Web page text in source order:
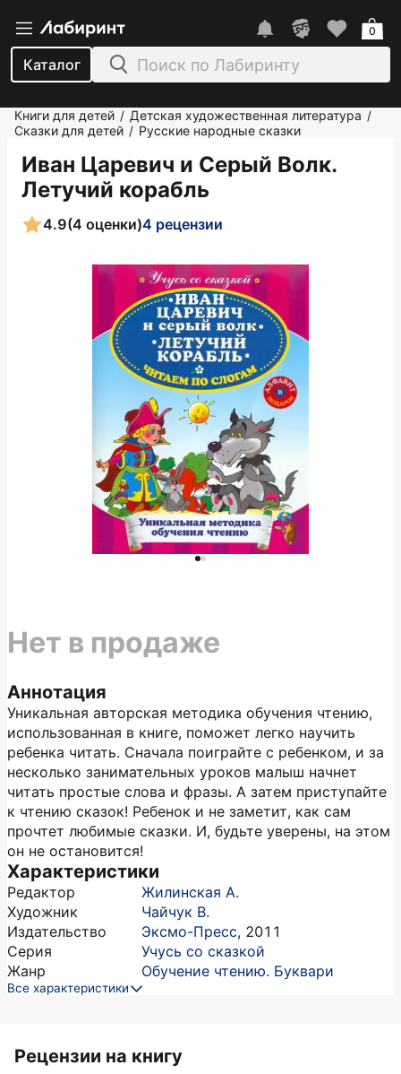
Каталог
0
Книги для детей / Детская художественная литература /
Сказки для детей / Русские народные сказки
Иван Царевич и Серый Волк.
Летучий корабль
4.9(4 оценки)4 рецензии
Аннотация
Уникальная авторская методика обучения чтению,
использованная в книге, поможет легко научить
ребенка читать. Сначала поиграйте с ребенком, и за
несколько занимательных уроков малыш начнет
читать простые слова и фразы. А затем приступайте
к чтению сказок! Ребенок и не заметит, как сам
прочтет любимые сказки. И, будьте уверены, на этом
он не остановится!
Характеристики
Редактор
Жилинская А.
Художник
Чайчук В.
Издательство
Эксмо-Пресс, 2011
Серия
Учусь со сказкой
Жанр
Обучение чтению. Буквари
Все характеристики
Нет в продаже
Рецензии на книгу